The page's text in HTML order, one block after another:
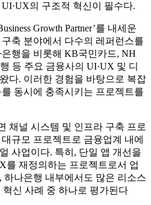
의 구조적 혁신이 필수다.
Growth Partner’를 내세운
축 분야에서 다수의 레퍼런스를
행을 비롯해 KB국민카드, NH
등 주요 금융사의 UI·UX 및 디
다. 이러한 경험을 바탕으로 복잡
동시에 충족시키는 프로젝트를
채널 시스템 및 인프라 구축 프로
규모 프로젝트로 금융업계 내에
사업이다. 특히, 단일 앱 개선을
를 재정의하는 프로젝트로서 업
나은행 내부에서도 많은 리소스
신 사례 중 하나로 평가된다